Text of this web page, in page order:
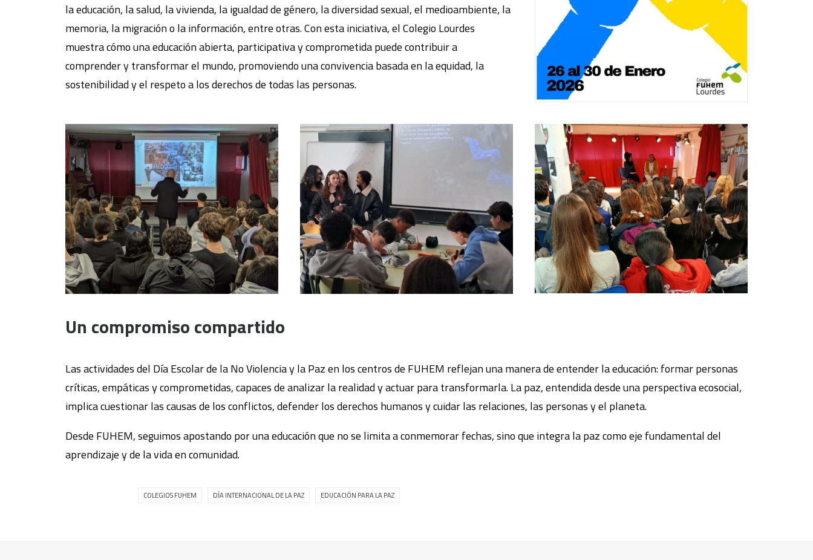
la educación, la salud, la vivienda, la igualdad de género, la diversidad sexual, el medioambiente, la
memoria, la migración o la información, entre otras. Con esta iniciativa, el Colegio Lourdes
muestra cómo una educación abierta, participativa y comprometida puede contribuir a
comprender y transformar el mundo, promoviendo una convivencia basada en la equidad, la
sostenibilidad y el respeto a los derechos de todas las personas.
Un compromiso compartido
Las actividades del Día Escolar de la No Violencia y la Paz en los centros de FUHEM reflejan una manera de entender la educación: formar personas
críticas, empáticas y comprometidas, capaces de analizar la realidad y actuar para transformarla. La paz, entendida desde una perspectiva ecosocial,
implica cuestionar las causas de los conflictos, defender los derechos humanos y cuidar las relaciones, las personas y el planeta.
Desde FUHEM, seguimos apostando por una educación que no se limita a conmemorar fechas, sino que integra la paz como eje fundamental del
aprendizaje y de la vida en comunidad.
COLEGIOS FUHEM DÍA INTERNACIONAL DE LA PAZ EDUCACIÓN PARA LA PAZ